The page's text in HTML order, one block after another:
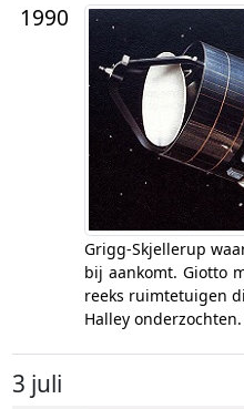
1990
Grigg-Skjellerup
bij aankomt. Giotto
reeks ruimtetuigen
Halley onderzochten.
3 juli